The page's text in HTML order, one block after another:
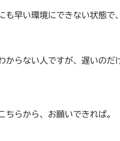
も早い環境にできない状態で
からない人ですが、遅いのだ
ちらから、お願いできれば。